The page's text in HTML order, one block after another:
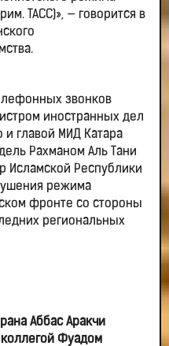
ТАСС)», — говорится в
звонков
иностранных дел
главой МИД Катара
Рахманом Аль Тани
Исламской Республики
режима
фронте со стороны
региональных
Аббас Аракчи
Фуадом